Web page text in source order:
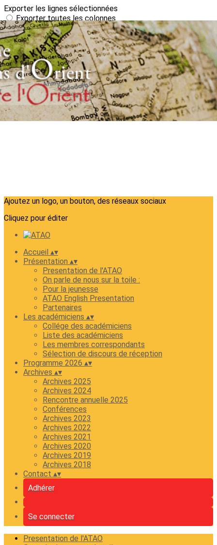
Exporter les lignes sélectionnées
Exporter toutes les colonnes
Exporter uniquement les colonnes affichées
Menu
?>
Images de la page d'accueil
Cliquez pour éditer
Ajoutez un logo, un bouton, des réseaux sociaux
Cliquez pour éditer
Accueil ▴▾
Présentation ▴▾
Presentation de l'ATAO
On parle de nous sur la toile :
Pour la jeunesse
ATAO English Presentation
Partenaires
Les académiciens ▴▾
Collége des académiciens
Liste des académiciens
Les membres correspondants
Sélection de discours de réception
Programme 2026 ▴▾
Archives ▴▾
Archives 2025
Archives 2024
Rencontre annuelle 2025
Conférences
Archives 2023
Archives 2022
Archives 2021
Archives 2020
Archives 2019
Archives 2018
Contact ▴▾
Adhérer
Se connecter
Presentation de l'ATAO